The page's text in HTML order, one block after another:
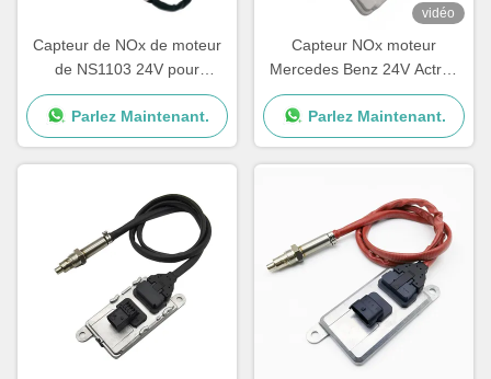
Capteur de NOx de moteur
de NS1103 24V pour
Mercedes Benz Truck
5WK97329A
Parlez Maintenant.
vidéo
Capteur NOx moteur
Mercedes Benz 24V Actros
5WK97331A A0101531628
Parlez Maintenant.